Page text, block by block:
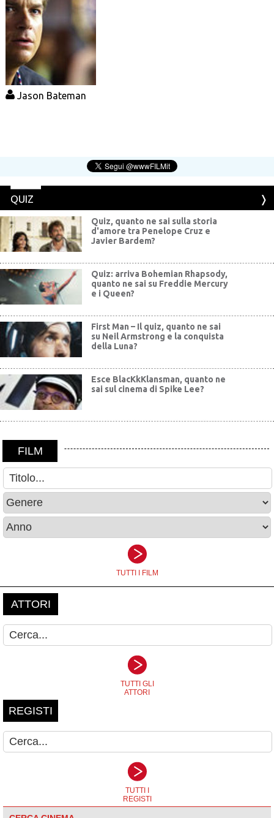
Jason Bateman
QUIZ
Quiz, quanto ne sai sulla storia
d'amore tra Penelope Cruz e
Javier Bardem?
Quiz: arriva Bohemian Rhapsody,
quanto ne sai su Freddie Mercury
e i Queen?
First Man – Il quiz, quanto ne sai
su Neil Armstrong e la conquista
della Luna?
Esce BlacKkKlansman, quanto ne
sai sul cinema di Spike Lee?